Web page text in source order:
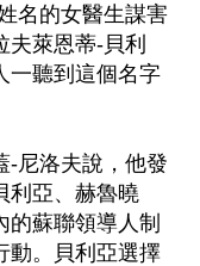
名的女醫生謀害
萊恩蒂-貝利
一聽到這個名字
-尼洛夫說，他發
利亞、赫魯曉
蘇聯領導人制
動。貝利亞選擇